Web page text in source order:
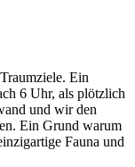
Ein
6 Uhr, als plötzlich
und wir den
Ein Grund warum
Fauna und